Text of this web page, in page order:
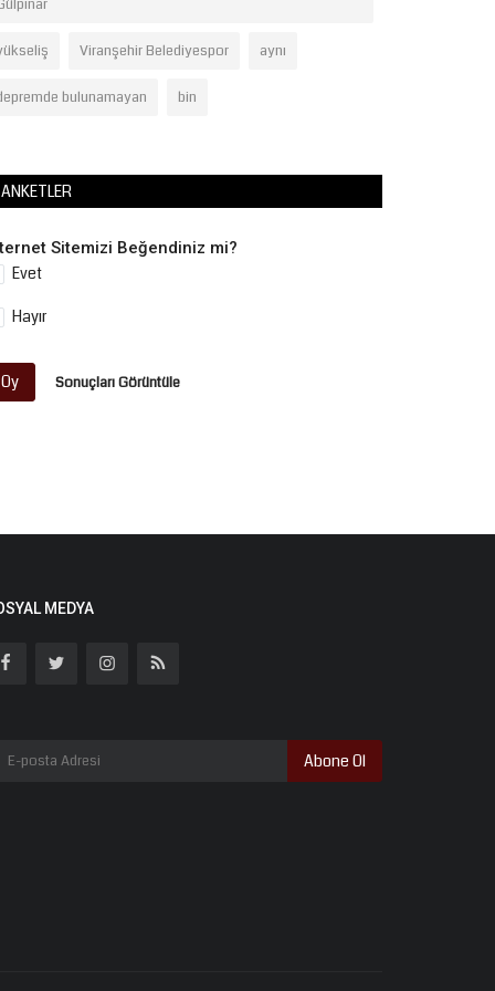
Viranşehir Belediyespor aynı
bulunamayan bin
ANKETLER
Sitemizi Beğendiniz mi?
Evet
Hayır
Oy Sonuçları Görüntüle
MEDYA
Abone Ol